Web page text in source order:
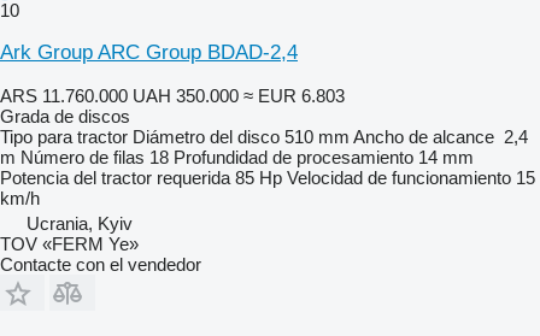
10
Ark Group ARC Group BDAD-2,4
ARS 11.760.000 UAH 350.000 ≈ EUR 6.803
Grada de discos
Tipo para tractor Diámetro del disco 510 mm Ancho de alcance 2,4
m Número de filas 18 Profundidad de procesamiento 14 mm
Potencia del tractor requerida 85 Hp Velocidad de funcionamiento 15
km/h
Ucrania, Kyiv
TOV «FERM Ye»
Contacte con el vendedor